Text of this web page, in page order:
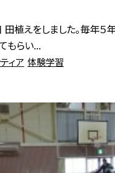
田植えをしました。毎年
もらい...
ィア 体験学習